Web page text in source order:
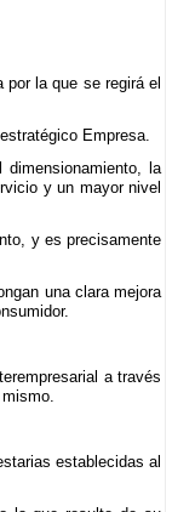
la que se regirá el
Empresa.
la
y un mayor nivel
y es precisamente
una clara mejora
a través
establecidas al